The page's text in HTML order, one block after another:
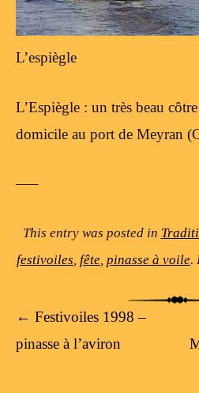
L’espiègle
L’Espiègle : un très beau
domicile au port de Meyran
—–
This entry was posted in
festivoiles fête pinasse à voile.
Post navigation
← Festivoiles 1998 –
pinasse à l’aviron